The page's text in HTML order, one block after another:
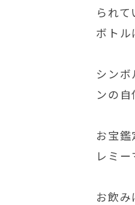
られて
ボトル
シン
ンの
お宝
レミ
お飲